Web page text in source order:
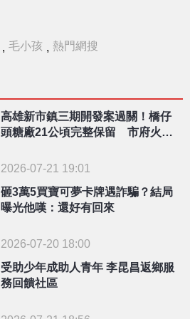
, 毛小孩 , 熱門網搜
高雄新市鎮三期開發案過關！橋仔
頭糖廠21公頃完整保留 市府火線
2026-07-21 19:01
砸3萬5買寶可夢卡牌遇詐騙？結局
曝光他嘆：還好有回來
2026-07-20 18:00
受助少年成助人青年 李昆昌返鄉服
務回饋社區